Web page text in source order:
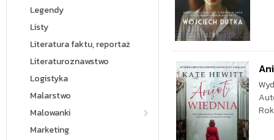
Legendy
Listy
Literatura faktu, reportaż
Literaturoznawstwo
Logistyka
Malarstwo
Malowanki
Marketing